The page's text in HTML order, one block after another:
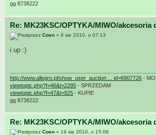
gg 8738222
Re: MK23KSC/OPTYKA/MIWO/akcesoria
przez Coen » 9 sie 2010, o 07:13
i up :)
http://www.allegro.pl/show_user_auction ... id=6907726 -
viewtopic.php?f=46&t=2285 - SPRZEDAM
viewtopic.php?f=47&t=925 - KUPIE
gg 8738222
Re: MK23KSC/OPTYKA/MIWO/akcesoria
przez Coen » 19 sie 2010, o 15:08